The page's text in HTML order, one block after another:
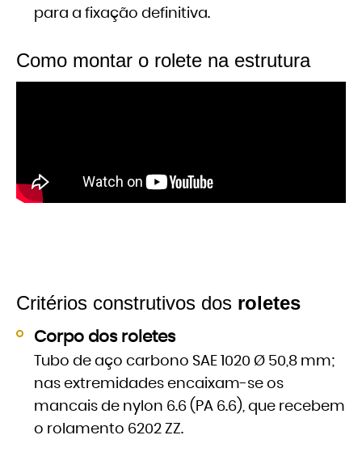
para a fixação definitiva.
Como montar o rolete na estrutura
Critérios construtivos dos roletes
Corpo dos roletes
Tubo de aço carbono SAE 1020 Ø 50,8 mm;
nas extremidades encaixam-se os
mancais de nylon 6.6 (PA 6.6), que recebem
o rolamento 6202 ZZ.